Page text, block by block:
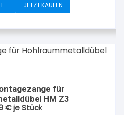
JETZT KAUFEN
für
HM Z3
€je Stück